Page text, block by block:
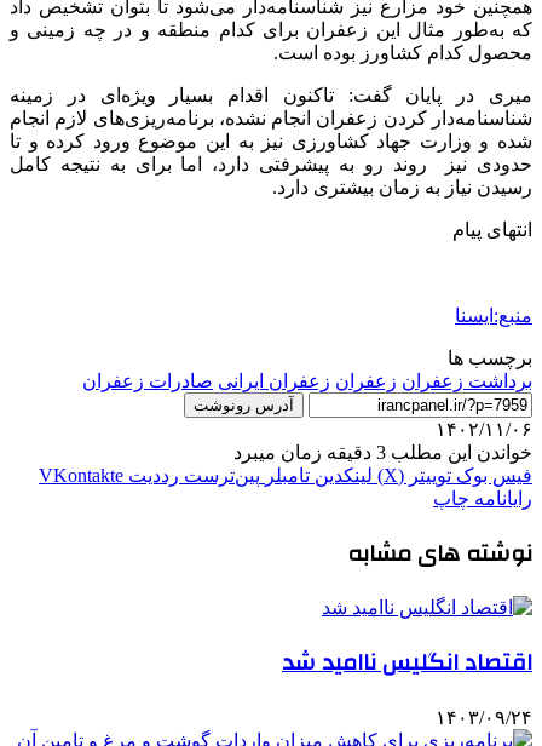
همچنین خود مزارع نیز شناسنامه‌دار می‌شود تا بتوان تشخیص داد
که به‌طور مثال این زعفران برای کدام منطقه و در چه زمینی و
محصول کدام کشاورز بوده است.
میری در پایان گفت: تاکنون اقدام بسیار ویژه‌ای در زمینه
شناسنامه‌دار کردن زعفران انجام نشده، برنامه‌ریزی‌های لازم انجام
شده و وزارت جهاد کشاورزی نیز به این موضوع ورود کرده و تا
حدودی نیز روند رو به پیشرفتی دارد، اما برای به نتیجه کامل
رسیدن نیاز به زمان بیشتری دارد.
انتهای پیام
منبع:ایسنا
برچسب ها
برداشت زعفران زعفران زعفران ایرانی صادرات زعفران
آدرس رونوشت
۱۴۰۲/۱۱/۰۶
خواندن این مطلب 3 دقیقه زمان میبرد
فیس بوک توییتر (X) لینکدین ‫تامبلر ‫پین‌ترست ‫رددیت ‫VKontakte
رایانامه چاپ
نوشته های مشابه
اقتصاد انگلیس ناامید شد
۱۴۰۳/۰۹/۲۴